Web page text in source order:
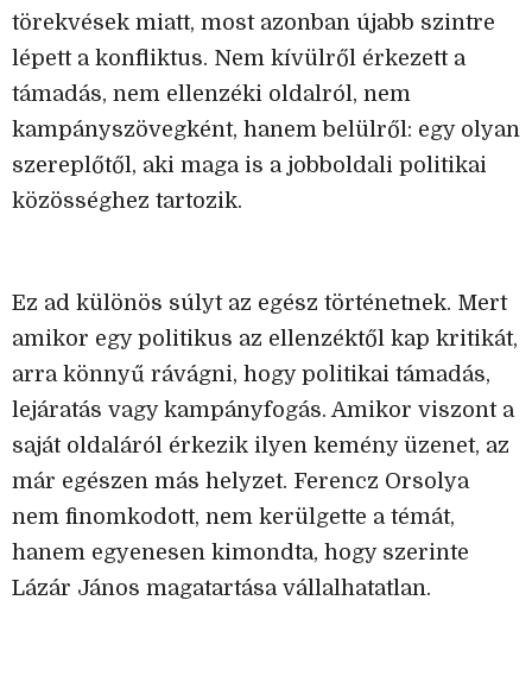
törekvések miatt, most azonban újabb szintre
lépett a konfliktus. Nem kívülről érkezett a
támadás, nem ellenzéki oldalról, nem
kampányszövegként, hanem belülről: egy olyan
szereplőtől, aki maga is a jobboldali politikai
közösséghez tartozik.
Ez ad különös súlyt az egész történetnek. Mert
amikor egy politikus az ellenzéktől kap kritikát,
arra könnyű rávágni, hogy politikai támadás,
lejáratás vagy kampányfogás. Amikor viszont a
saját oldaláról érkezik ilyen kemény üzenet, az
már egészen más helyzet. Ferencz Orsolya
nem finomkodott, nem kerülgette a témát,
hanem egyenesen kimondta, hogy szerinte
Lázár János magatartása vállalhatatlan.